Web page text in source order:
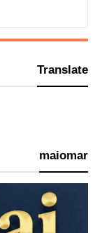
Translate
maiomar